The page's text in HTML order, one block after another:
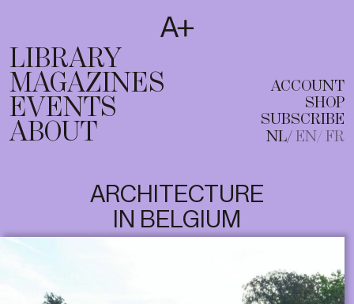
T
EN FR
LIBRARY
MAGAZINES
EVENTS
ABOUT
ACCOUNT
SHOP
SUBSCRIBE
NL EN FR
ARCHITECTURE
IN BELGIUM